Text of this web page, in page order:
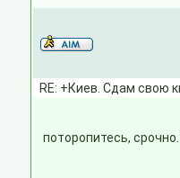
RE: +Киев. Сдам свою
поторопитесь,